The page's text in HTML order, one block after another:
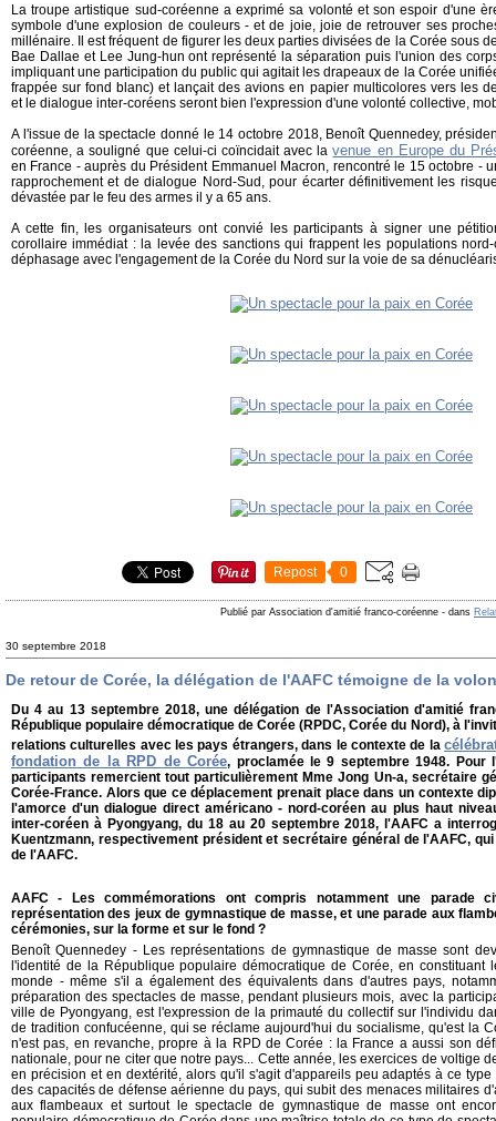
La troupe artistique sud-coréenne a exprimé sa volonté et son espoir d'une
symbole d'une explosion de couleurs - et de joie, joie de retrouver ses
millénaire. Il est fréquent de figurer les deux parties divisées de la Corée sous
Bae Dallae et Lee Jung-hun ont représenté la séparation puis l'union des
impliquant une participation du public qui agitait les drapeaux de la Corée
frappée sur fond blanc) et lançait des avions en papier multicolores vers les
et le dialogue inter-coréens seront bien l'expression d'une volonté collective,
A l'issue de la spectacle donné le 14 octobre 2018, Benoît Quennedey,
coréenne, a souligné que celui-ci coïncidait avec lavenue en Europe du
en France - auprès du Président Emmanuel Macron, rencontré le 15 octobre -
rapprochement et de dialogue Nord-Sud, pour écarter définitivement les
dévastée par le feu des armes il y a 65 ans.
A cette fin, les organisateurs ont convié les participants à signer une
corollaire immédiat : la levée des sanctions qui frappent les populations
déphasage avec l'engagement de la Corée du Nord sur la voie de sa
Repost 0
Publié par Association d'amitié franco-coréenne - dans
30 septembre 2018
De retour de Corée, la délégation de l'AAFC témoigne de la
Du 4 au 13 septembre 2018, une délégation de l'Association d'amitié
République populaire démocratique de Corée (RPDC, Corée du Nord), à
relations culturelles avec les pays étrangers, dans le contexte de la
fondation de la RPD de Corée, proclamée le 9 septembre 1948. Pour
participants remercient tout particulièrement Mme Jong Un-a, secrétaire
Corée-France. Alors que ce déplacement prenait place dans un contexte
l'amorce d'un dialogue direct américano - nord-coréen au plus haut
inter-coréen à Pyongyang, du 18 au 20 septembre 2018, l'AAFC a
Kuentzmann, respectivement président et secrétaire général de l'AAFC,
de l'AAFC.
AAFC - Les commémorations ont compris notamment une parade
représentation des jeux de gymnastique de masse, et une parade aux
cérémonies, sur la forme et sur le fond ?
Benoît Quennedey - Les représentations de gymnastique de masse sont
l'identité de la République populaire démocratique de Corée, en constituant
monde - même s'il a également des équivalents dans d'autres pays,
préparation des spectacles de masse, pendant plusieurs mois, avec la
ville de Pyongyang, est l'expression de la primauté du collectif sur l'individu
de tradition confucéenne, qui se réclame aujourd'hui du socialisme, qu'est la
n'est pas, en revanche, propre à la RPD de Corée : la France a aussi son
nationale, pour ne citer que notre pays... Cette année, les exercices de voltige
en précision et en dextérité, alors qu'il s'agit d'appareils peu adaptés à ce
des capacités de défense aérienne du pays, qui subit des menaces militaires
aux flambeaux et surtout le spectacle de gymnastique de masse ont